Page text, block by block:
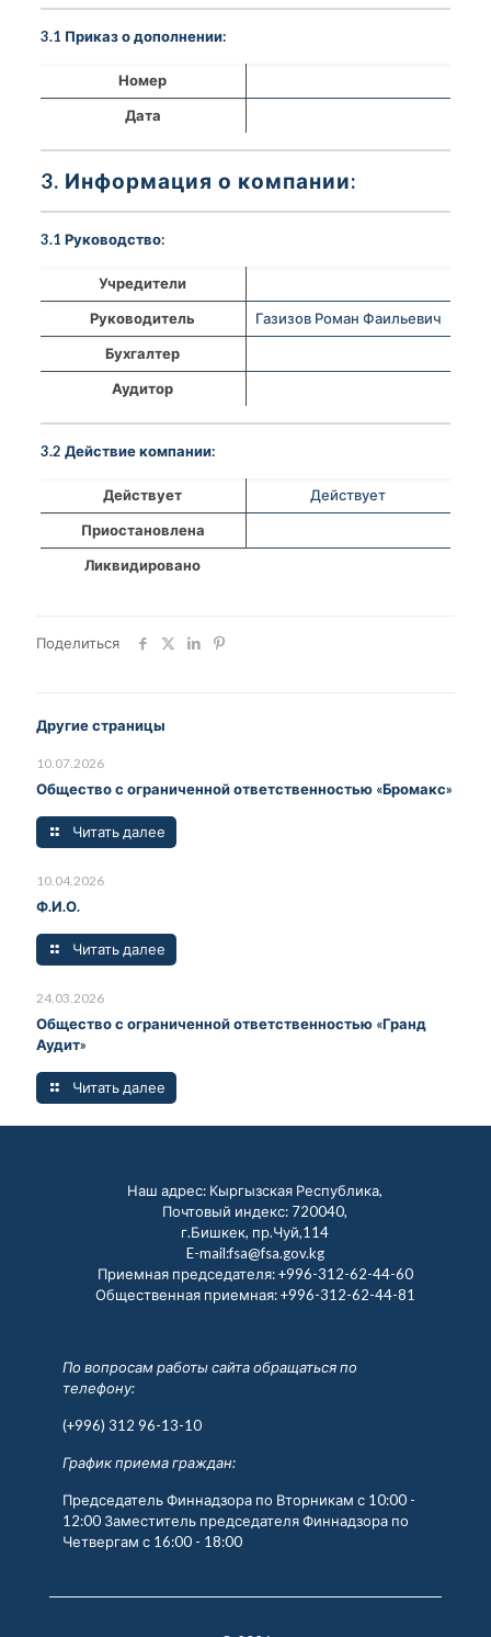
3.1 Приказ о дополнении:
Номер
Дата
3. Информация о компании:
3.1 Руководство:
Учредители
Руководитель
Газизов Роман Фаильевич
Бухгалтер
Аудитор
3.2 Действие компании:
Действует
Действует
Приостановлена
Ликвидировано
Поделиться
Другие страницы
10.07.2026
Общество с ограниченной ответственностью «Бромакс»
Читать далее
10.04.2026
Ф.И.О.
Читать далее
24.03.2026
Общество с ограниченной ответственностью «Гранд
Аудит»
Читать далее
Наш адрес: Кыргызская Республика,
Почтовый индекс: 720040,
г.Бишкек, пр.Чуй,114
E-mail:fsa@fsa.gov.kg
Приемная председателя:+996-312-62-44-60
Общественная приемная:+996-312-62-44-81
По вопросам работы сайта обращаться по
телефону:
(+996) 312 96-13-10
График приема граждан:
Председатель Финнадзора по Вторникам с 10:00 -
12:00 Заместитель председателя Финнадзора по
Четвергам с 16:00 - 18:00